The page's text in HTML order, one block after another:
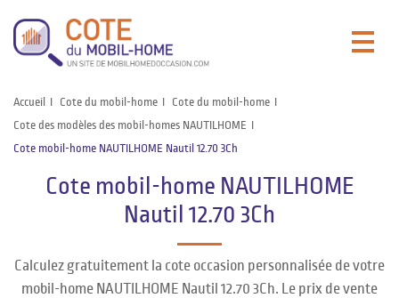
Accueil Cote du mobil-home
Cote du mobil-home
Cote des modèles des mobil-homes NAUTILHOME
Cote mobil-home NAUTILHOME Nautil 12.70 3Ch
Cote mobil-home NAUTILHOME
Nautil 12.70 3Ch
Calculez gratuitement la cote occasion personnalisée de votre
mobil-home NAUTILHOME Nautil 12.70 3Ch. Le prix de vente